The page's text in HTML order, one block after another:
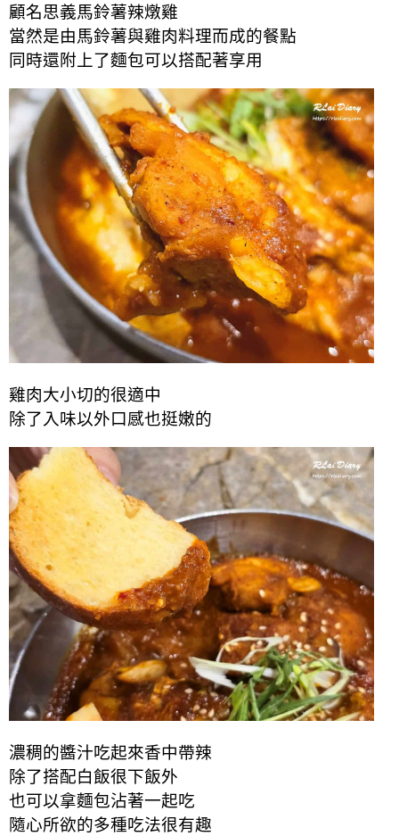
顧名思義馬鈴薯辣燉雞
當然是由馬鈴薯與雞肉料理而成的餐點
同時還附上了麵包可以搭配著享用
雞肉大小切的很適中
除了入味以外口感也挺嫩的
濃稠的醬汁吃起來香中帶辣
除了搭配白飯很下飯外
也可以拿麵包沾著一起吃
隨心所欲的多種吃法很有趣